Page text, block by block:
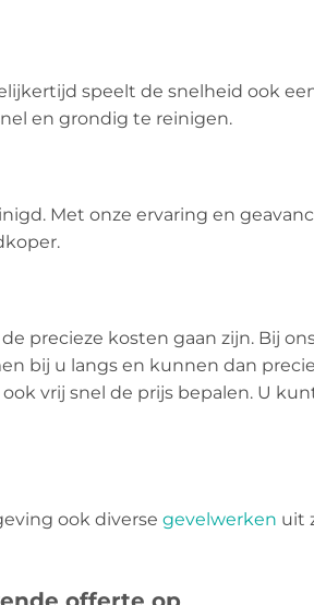
speelt de snelheid ook
en grondig te reinigen.
Met onze ervaring en
precieze kosten gaan zijn. Bij
bij u langs en kunnen dan
vrij snel de prijs bepalen. U
ook diverse gevelwerken uit